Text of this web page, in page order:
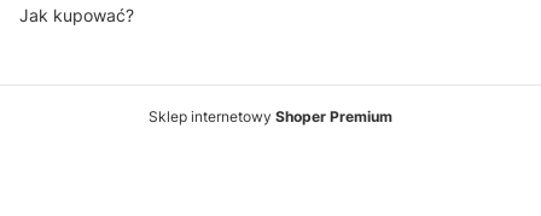
Jak kupować?
Sklep internetowy Shoper Premium